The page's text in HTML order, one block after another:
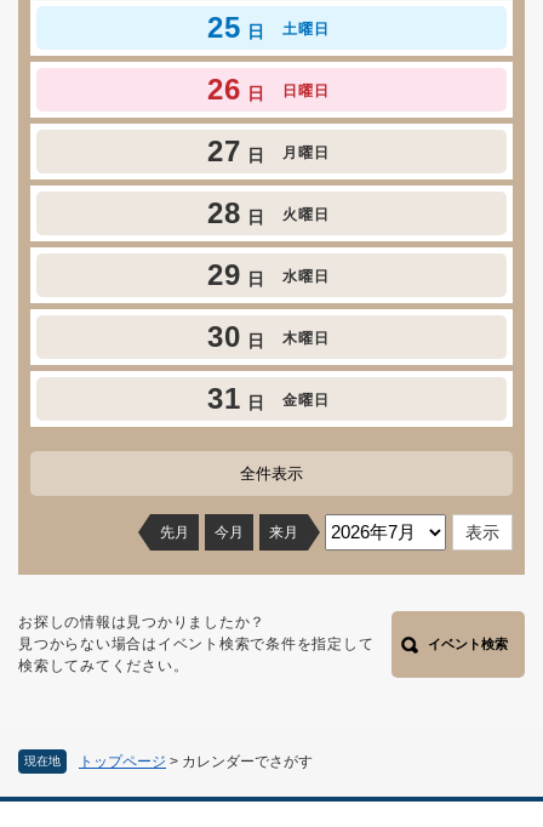
現在地 トップページ > カレンダーでさがす
25 日 土曜日
26 日 日曜日
27 日 月曜日
28 日 火曜日
29 日 水曜日
30 日 木曜日
31 日 金曜日
全件表示
先月 今月 来月
お探しの情報は見つかりましたか？
見つからない場合はイベント検索で条件を指定して
検索してみてください。
イベント検索